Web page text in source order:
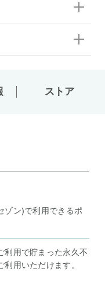
ストア
ゾン)で利用できるポ
利用で貯まった永久不
用いただけます。